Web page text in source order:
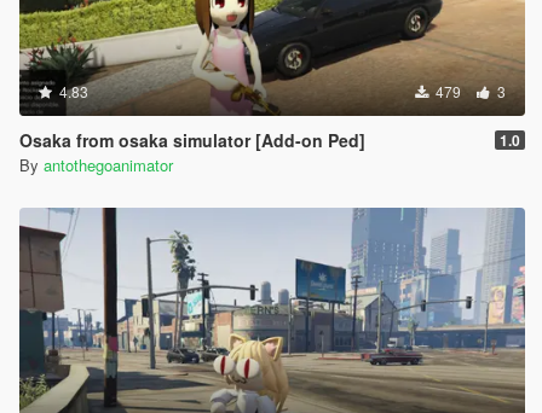
4.83 479 3
Osaka from osaka simulator [Add-on Ped] 1.0
By antothegoanimator